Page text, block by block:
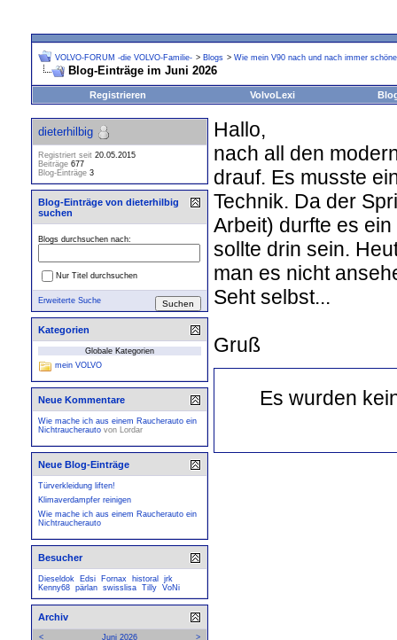
VOLVO-FORUM -die VOLVO-Familie- > Blogs > Wie mein V90 nach und nach immer
Blog-Einträge im Juni 2026
Registrieren VolvoLexi
Hallo,
nach all den
drauf. Es musste
Technik. Da der
Arbeit) durfte es
sollte drin sein.
man es nicht
Seht selbst...
Gruß
Es wurden
dieterhilbig
Registriert seit 20.05.2015
Beiträge 677
Blog-Einträge 3
Blog-Einträge von dieterhilbig
suchen
Blogs durchsuchen nach:
Nur Titel durchsuchen
Erweiterte Suche
Kategorien
Globale Kategorien
mein VOLVO
Neue Kommentare
Wie mache ich aus einem Raucherauto ein
Nichtraucherauto von Lordar
Neue Blog-Einträge
Türverkleidung liften!
Klimaverdampfer reinigen
Wie mache ich aus einem Raucherauto ein
Nichtraucherauto
Besucher
Dieseldok Edsi Fornax historal
jrk
Kenny68 pärlan swisslisa Tilly VoNi
Archiv
< >
Juni 2026